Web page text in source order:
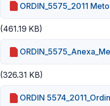
ORDIN_5575_2011
(461.19 KB)
(326.31 KB)
ORDIN